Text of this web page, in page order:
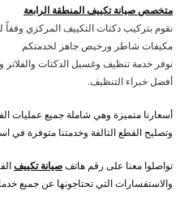
متخصص صيانة تكييف المنطقة الرابعة
نقوم بتركيب دكتات التكييف المركزي
مكيفات شاطر ورخيص جاهز لخدمتكم
نوفر خدمة تنظيف وغسيل الدكتات والفلاتر
أفضل خبراء التنظيف.
أسعارنا متميزة وهي شاملة جميع عمليات
وتصليح القطع التالفة وخدمتنا متوفرة في
تواصلوا معنا على رقم هاتفصيانة تكييف
والاستفسارات التي تحتاجونها عن جميع